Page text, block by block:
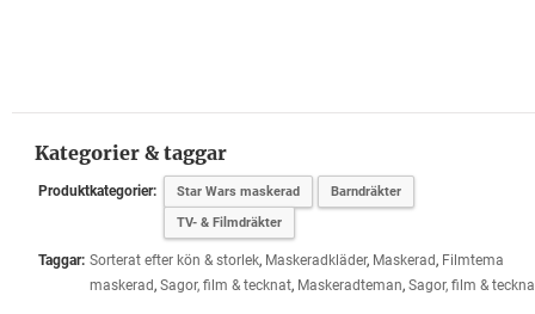
Kategorier & taggar
Produktkategorier: Star Wars maskerad
Barndräkter
TV- & Filmdräkter
Taggar: Sorterat efter kön & storlek, Maskeradkläder, Maskerad, Filmtema
maskerad, Sagor, film & tecknat, Maskeradteman, Sagor, film &